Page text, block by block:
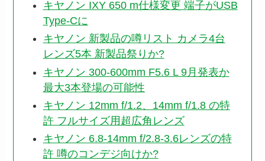
キヤノン IXY 650 m仕様変更 端子がUSB
Type-Cに
キヤノン 新製品の噂リスト カメラ4台
レンズ5本 新製品祭りか?
キヤノン 300-600mm F5.6 L 9月発表か
最大3本登場の可能性
キヤノン 12mm f/1.2、14mm f/1.8 の特
許 フルサイズ用超広角レンズ
キヤノン 6.8-14mm f/2.8-3.6レンズの特
許 噂のコンデジ向けか?